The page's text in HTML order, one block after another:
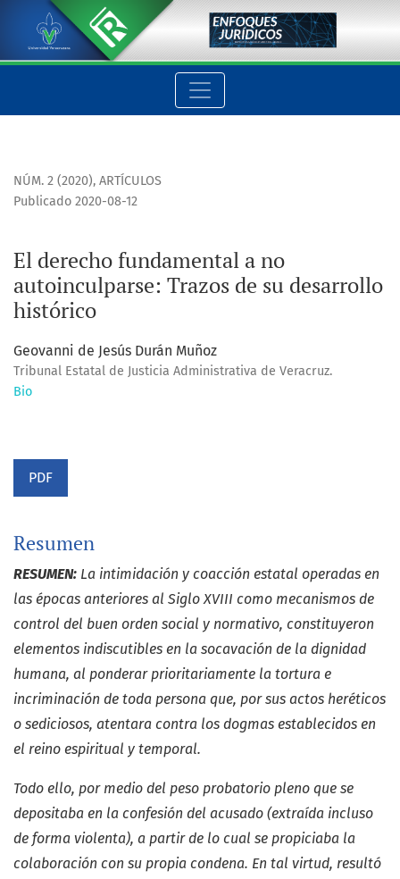
El derecho fundamental a no autoinculparse: Trazos de su
NÚM. 2 (2020), ARTÍCULOS
El derecho fundamental a no
autoinculparse: Trazos de su desarrollo
histórico
Publicado 2020-08-12
Geovanni de Jesús Durán Muñoz
Tribunal Estatal de Justicia Administrativa de Veracruz.
Bio
PDF
Resumen
RESUMEN: La intimidación y coacción estatal operadas en
las épocas anteriores al Siglo XVIII como mecanismos de
control del buen orden social y normativo, constituyeron
elementos indiscutibles en la socavación de la dignidad
humana, al ponderar prioritariamente la tortura e
incriminación de toda persona que, por sus actos heréticos
o sediciosos, atentara contra los dogmas establecidos en
el reino espiritual y temporal.
Todo ello, por medio del peso probatorio pleno que se
depositaba en la confesión del acusado (extraída incluso
de forma violenta), a partir de lo cual se propiciaba la
colaboración con su propia condena. En tal virtud, resultó